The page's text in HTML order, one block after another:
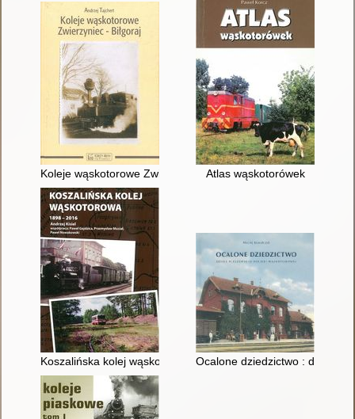
Koleje wąskotorowe Zwierzyniec - BiłgorajAtlas wąskotorówek
Koszalińska kolej wąskotorowa 1898-2016Ocalone dziedzictwo : dzieje